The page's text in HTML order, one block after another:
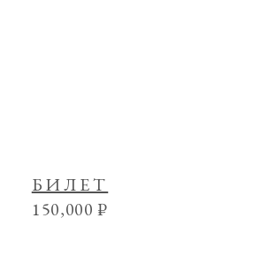
БИЛЕТ
150,000₽